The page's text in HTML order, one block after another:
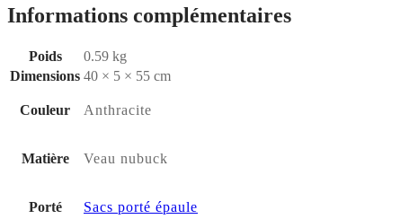
Informations complémentaires
Poids
0.59 kg
Dimensions 40 × 5 × 55 cm
Couleur Anthracite
Matière Veau nubuck
Porté Sacs porté épaule